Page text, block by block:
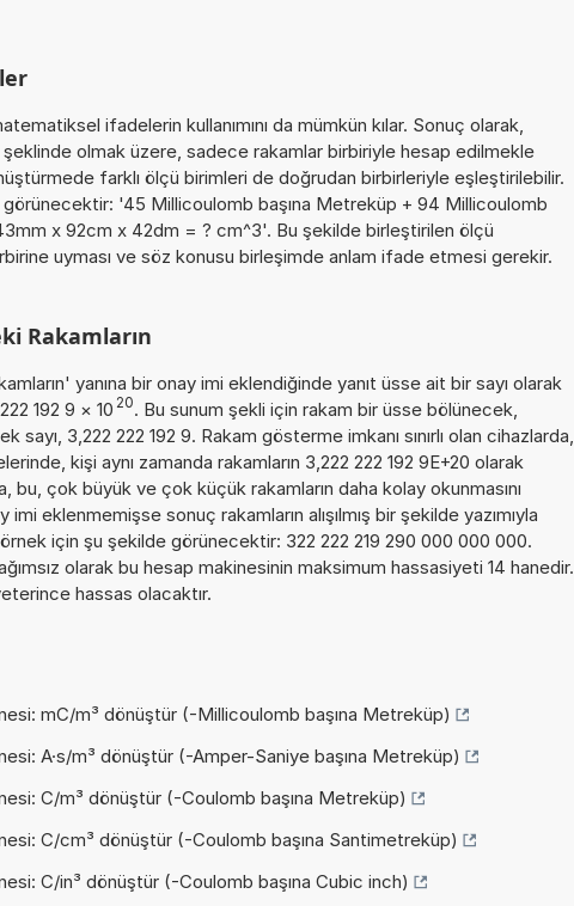
ifadelerin kullanımını da mümkün kılar. Sonuç olarak,
olmak üzere, sadece rakamlar birbiriyle hesap edilmekle
farklı ölçü birimleri de doğrudan birbirleriyle eşleştirilebilir.
'45 Millicoulomb başına Metreküp + 94 Millicoulomb
x 92cm x 42dm = ? cm^3'. Bu şekilde birleştirilen ölçü
uyması ve söz konusu birleşimde anlam ifade etmesi gerekir.
Rakamların
yanına bir onay imi eklendiğinde yanıt üsse ait bir sayı olarak
192 9 × 10 20. Bu sunum şekli için rakam bir üsse bölünecek,
sayı, 3,222 222 192 9. Rakam gösterme imkanı sınırlı olan cihazlarda,
kişi aynı zamanda rakamların 3,222 222 192 9E+20 olarak
bu, çok büyük ve çok küçük rakamların daha kolay okunmasını
eklenmemişse sonuç rakamların alışılmış bir şekilde yazımıyla
için şu şekilde görünecektir: 322 222 219 290 000 000 000.
olarak bu hesap makinesinin maksimum hassasiyeti 14 hanedir.
hassas olacaktır.
mC/m³ dönüştür (-Millicoulomb başına Metreküp)
A·s/m³ dönüştür (-Amper-Saniye başına Metreküp)
C/m³ dönüştür (-Coulomb başına Metreküp)
C/cm³ dönüştür (-Coulomb başına Santimetreküp)
C/in³ dönüştür (-Coulomb başına Cubic inch)